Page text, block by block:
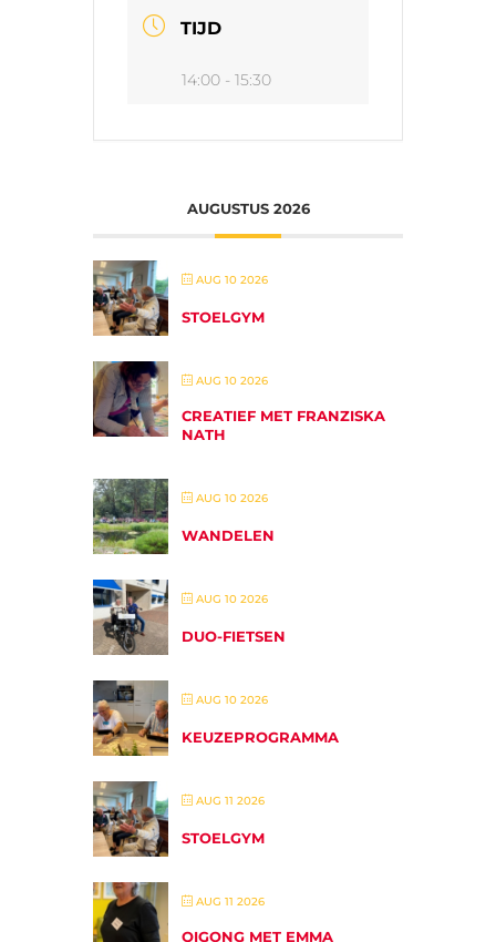
TIJD
14:00 - 15:30
AUGUSTUS 2026
AUG 10 2026
STOELGYM
AUG 10 2026
CREATIEF MET FRANZISKA
NATH
AUG 10 2026
WANDELEN
AUG 10 2026
DUO-FIETSEN
AUG 10 2026
KEUZEPROGRAMMA
AUG 11 2026
STOELGYM
AUG 11 2026
QIGONG MET EMMA